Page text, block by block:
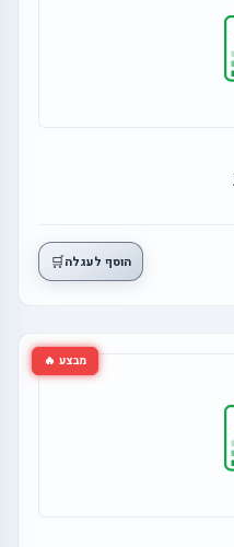
הוסף לעגלה🛒
מבצע 🔥